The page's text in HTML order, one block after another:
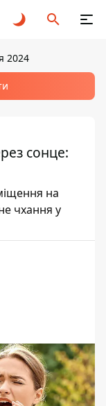
2024
сонце:
на
чхання у